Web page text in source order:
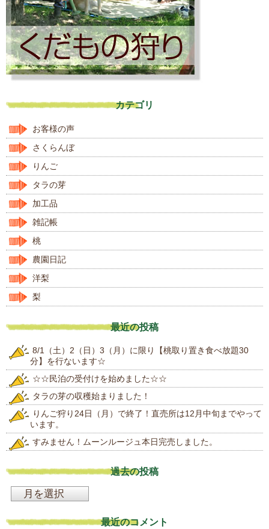
カテゴリ
お客様の声
さくらんぼ
りんご
タラの芽
加工品
雑記帳
桃
農園日記
洋梨
梨
最近の投稿
8/1（土）2（日）3（月）に限り【桃取り置き食べ放題30
分】を行ないます☆
☆☆民泊の受付けを始めました☆☆
タラの芽の収穫始まりました！
りんご狩り24日（月）で終了！直売所は12月中旬までやって
います。
すみません！ムーンルージュ本日完売しました。
過去の投稿
最近のコメント